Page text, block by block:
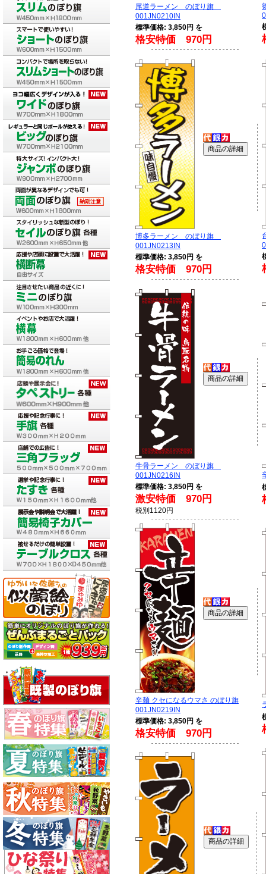
尾道ラーメン のぼり旗
001JN0210IN
標準価格: 3,850円 を
格安特価 970円
博多ラーメン のぼり旗
001JN0213IN
標準価格: 3,850円 を
格安特価 970円
牛骨ラーメン のぼり旗
001JN0216IN
標準価格: 3,850円 を
激安特価 970円
税別1120円
辛麺 クセになるウマさ のぼり旗
001JN0219IN
標準価格: 3,850円 を
格安特価 970円